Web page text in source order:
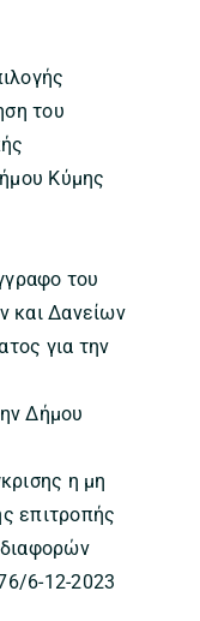
του
Κύμης
του
και Δανείων
για την
Δήμου
η μη
επιτροπής
6-12-2023